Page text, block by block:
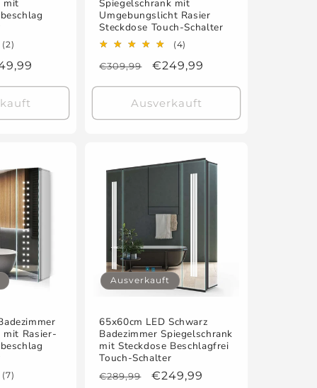
mit
(2)
insgesamt
Spiegelschrank mit
Umgebungslicht Rasier
Steckdose Touch-Schalter
(4)
insgesamt
Normaler
€309,99 Verkaufspreis
€249,99
Ausverkauft
mit Rasier-
(7)
Ausverkauft
65x60cm LED Schwarz
Badezimmer Spiegelschrank
mit Steckdose Beschlagfrei
Touch-Schalter
Normaler
€289,99 Verkaufspreis
€249,99